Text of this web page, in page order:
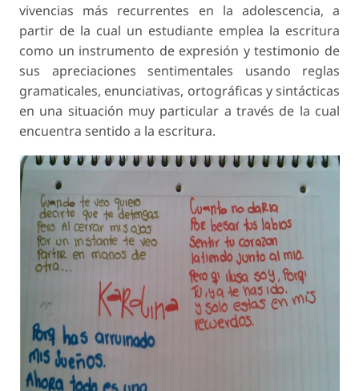
vivencias más recurrentes en la adolescencia, a
partir de la cual un estudiante emplea la escritura
como un instrumento de expresión y testimonio de
sus apreciaciones sentimentales usando reglas
gramaticales, enunciativas, ortográficas y sintácticas
en una situación muy particular a través de la cual
encuentra sentido a la escritura.